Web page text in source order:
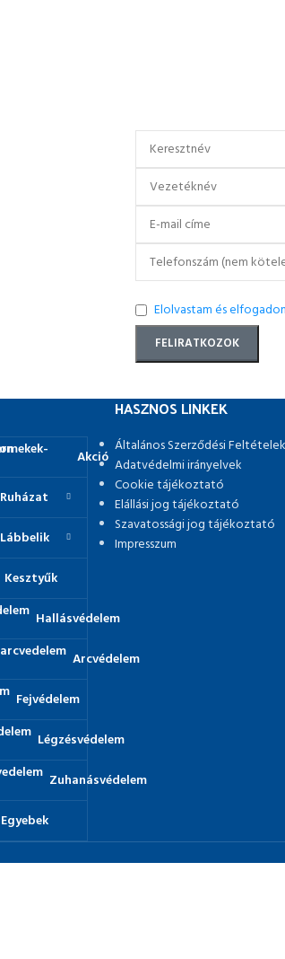
Elolvastam és
Akció
Ruházat
Lábbelik
Kesztyűk
Hallásvédelem
Arcvédelem
Fejvédelem
Légzésvédelem
Zuhanásvédelem
Egyebek
HASZNOS LINKEK
Általános Szerződési Feltételek
Adatvédelmi irányelvek
Cookie tájékoztató
Elállási jog tájékoztató
Szavatossági jog tájékoztató
Impresszum